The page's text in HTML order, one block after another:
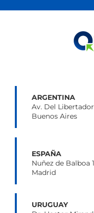
ARGENTINA
Av. Del
Buenos Aires
ESPAÑA
Nuñez de Balboa
Madrid
URUGUAY